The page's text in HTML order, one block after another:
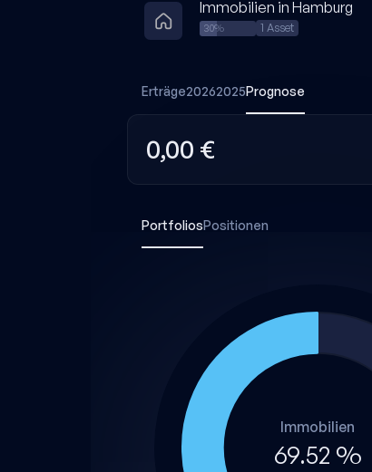
Immobilien in Hamburg
30% 1 Asset
Erträge20262025Prognose
0,00 €
PortfoliosPositionen
Immobilien
69.52 %